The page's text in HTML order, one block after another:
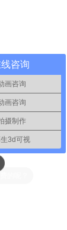
咨询
画咨询
画咨询
摄制作
3d可视